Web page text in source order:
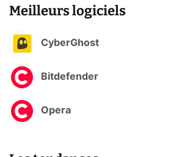
Meilleurs logiciels
CyberGhost
Bitdefender
Opera